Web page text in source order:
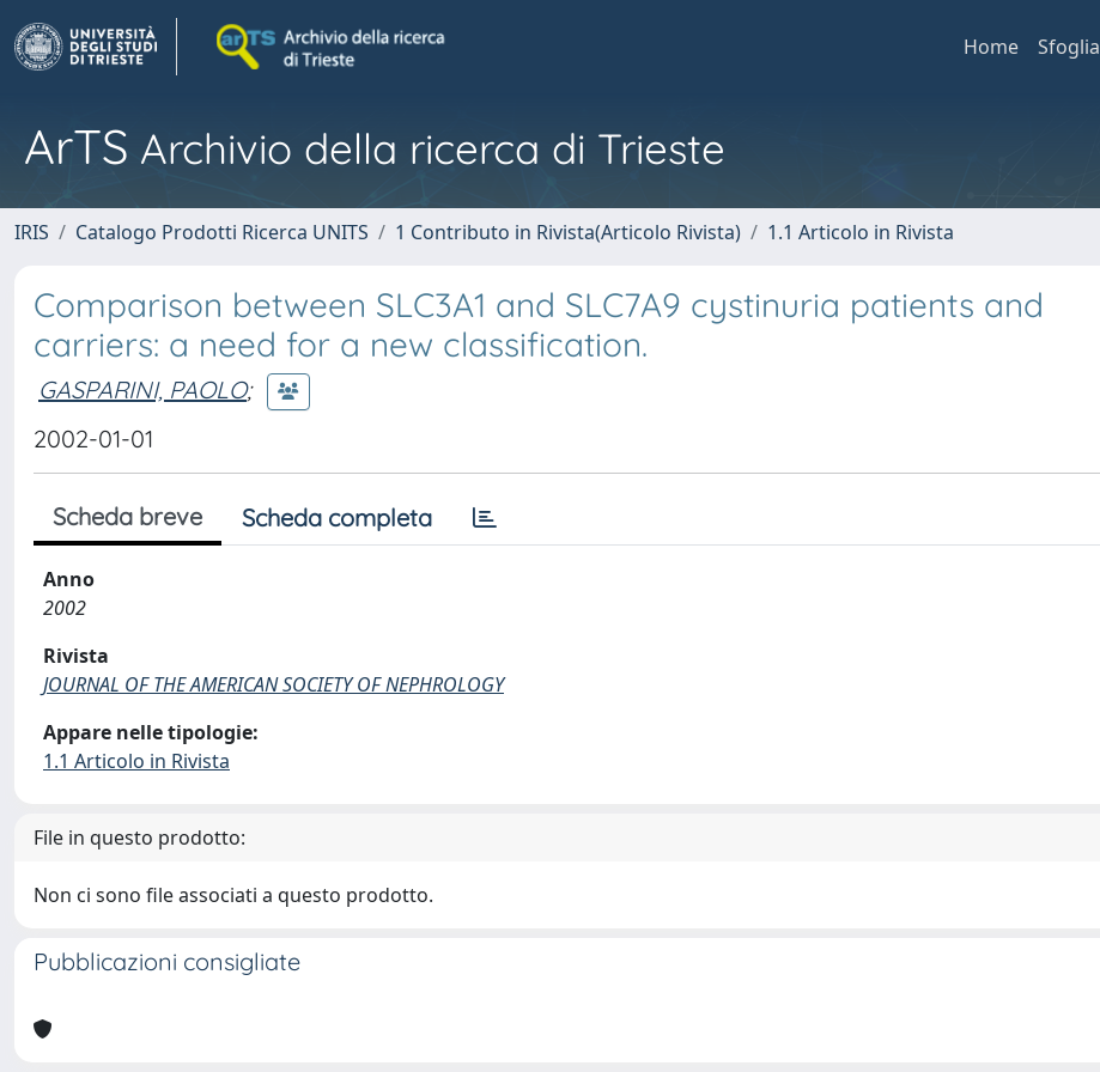
Home Sfoglia
ArTS Archivio della ricerca di Trieste
IRIS Catalogo Prodotti Ricerca UNITS 1 Contributo in Rivista(Articolo Rivista) 1.1 Articolo in Rivista
Comparison between SLC3A1 and SLC7A9 cystinuria patients and
carriers: a need for a new classification.
GASPARINI, PAOLO;
2002-01-01
Scheda breve Scheda completa
Anno
2002
Rivista
JOURNAL OF THE AMERICAN SOCIETY OF NEPHROLOGY
Appare nelle tipologie:
1.1 Articolo in Rivista
File in questo prodotto:
Non ci sono file associati a questo prodotto.
Pubblicazioni consigliate